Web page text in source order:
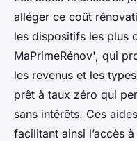
alléger ce coût
les dispositifs les plus
MaPrimeRénov', qui
les revenus et les
prêt à taux zéro qui
sans intérêts. Ces
facilitant ainsi l’accès